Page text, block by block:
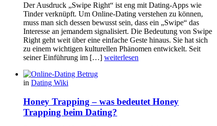
Der Ausdruck „Swipe Right“ ist eng mit Dating-Apps wie
Tinder verknüpft. Um Online-Dating verstehen zu können,
muss man sich dessen bewusst sein, dass ein „Swipe“ das
Interesse an jemandem signalisiert. Die Bedeutung von Swipe
Right geht weit über eine einfache Geste hinaus. Sie hat sich
zu einem wichtigen kulturellen Phänomen entwickelt. Seit
seiner Einführung im […] weiterlesen
in Dating Wiki
Honey Trapping – was bedeutet Honey
Trapping beim Dating?